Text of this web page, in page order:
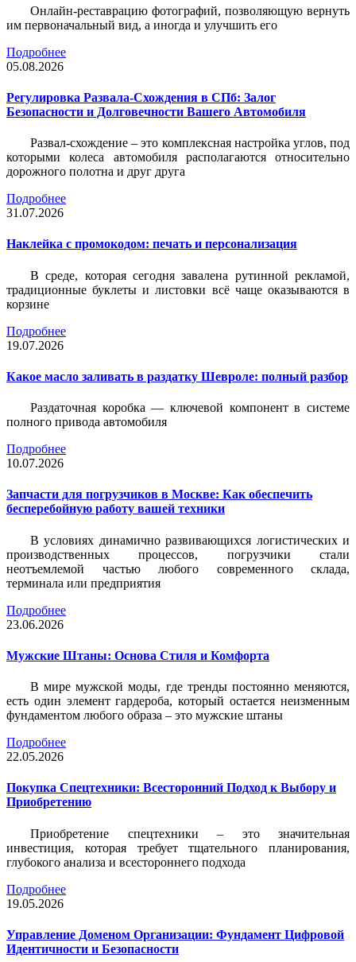
Онлайн-реставрацию фотографий, позволяющую вернуть
им первоначальный вид, а иногда и улучшить его
Подробнее
05.08.2026
Регулировка Развала-Схождения в СПб: Залог
Безопасности и Долговечности Вашего Автомобиля
Развал-схождение – это комплексная настройка углов, под
которыми колеса автомобиля располагаются относительно
дорожного полотна и друг друга
Подробнее
31.07.2026
Наклейка c промокодом: печать и персонализация
В среде, которая сегодня завалена рутинной рекламой,
традиционные буклеты и листовки всё чаще оказываются в
корзине
Подробнее
19.07.2026
Какое масло заливать в раздатку Шевроле: полный разбор
Раздаточная коробка — ключевой компонент в системе
полного привода автомобиля
Подробнее
10.07.2026
Запчасти для погрузчиков в Москве: Как обеспечить
бесперебойную работу вашей техники
В условиях динамично развивающихся логистических и
производственных процессов, погрузчики стали
неотъемлемой частью любого современного склада,
терминала или предприятия
Подробнее
23.06.2026
Мужские Штаны: Основа Стиля и Комфорта
В мире мужской моды, где тренды постоянно меняются,
есть один элемент гардероба, который остается неизменным
фундаментом любого образа – это мужские штаны
Подробнее
22.05.2026
Покупка Спецтехники: Всесторонний Подход к Выбору и
Приобретению
Приобретение спецтехники – это значительная
инвестиция, которая требует тщательного планирования,
глубокого анализа и всестороннего подхода
Подробнее
19.05.2026
Управление Доменом Организации: Фундамент Цифровой
Идентичности и Безопасности